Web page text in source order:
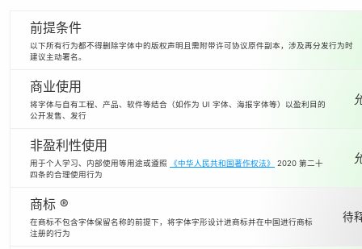
前提条件
以下所有行为都不得删除字体中的版权声明且需附带许可协议原件副本，涉及再分发行为时
建议主动署名。
商业使用
将字体与自有工程、产品、软件等结合（如作为 UI 字体、海报字体等）以盈利目的
公开发售、发行
非盈利性使用
用于个人学习、内部使用等用途或遵照 《中华人民共和国著作权法》
2020 第二十
四条的合理使用行为
商标 ®
在商标不包含字体保留名称的前提下，将字体字形设计进商标并在中国进行商标
注册的行为
待